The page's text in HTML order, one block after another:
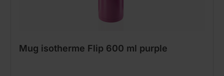
Mug isotherme Flip 600 ml purple